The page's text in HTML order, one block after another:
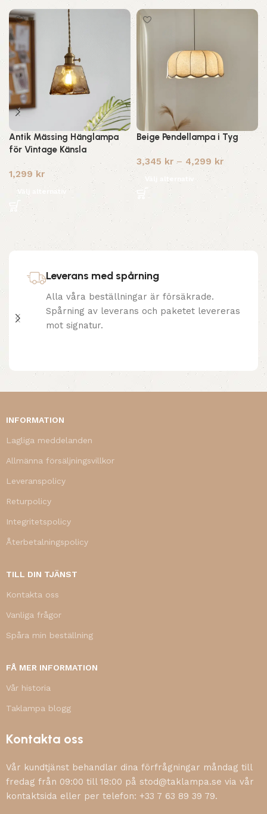
Antik Mässing Hänglampa
för Vintage Känsla
1,299kr
Välj alternativ
Beige Pendellampa i Tyg
3,345 kr – 4,299 kr
Välj alternativ
Leverans med spårning
Alla våra beställningar är försäkrade.
Spårning av leverans och paketet levereras
mot signatur.
INFORMATION
Lagliga meddelanden
Allmänna försäljningsvillkor
Leveranspolicy
Returpolicy
Integritetspolicy
Återbetalningspolicy
TILL DIN TJÄNST
Kontakta oss
Vanliga frågor
Spåra min beställning
FÅ MER INFORMATION
Vår historia
Taklampa blogg
Kontakta oss
Vår kundtjänst behandlar dina förfrågningar måndag till
fredag från 09:00 till 18:00 på stod@taklampa.se via vår
kontaktsida eller per telefon: +33 7 63 89 39 79.